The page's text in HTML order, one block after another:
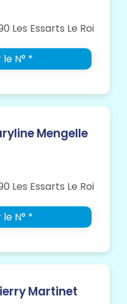
Les Essarts Le Roi
N° *
Mengelle
Les Essarts Le Roi
N° *
Martinet